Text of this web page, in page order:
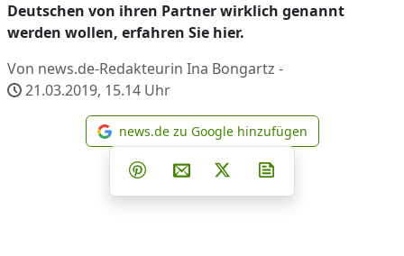
Deutschen von ihren Partner wirklich genannt
werden wollen, erfahren Sie hier.
Von news.de-Redakteurin Ina Bongartz -
21.03.2019, 15.14 Uhr
news.de zu Google
news.de zu Google hinzufügen
Teilen auf Facebook
Teilen auf Whatsapp
Teilen auf Telegram
Teilen auf Pinterest
Per E-Mail teilen
Post auf X